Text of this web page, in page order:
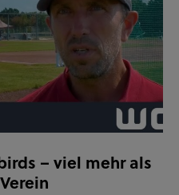
– viel mehr als